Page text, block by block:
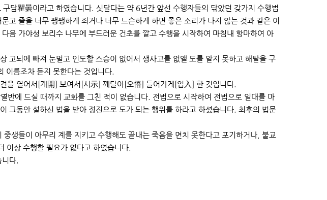
瞿曇이라고 하였습니다. 싯달다는 약 6년간 앞선 수행자들의 닦았던 갖가지 수행법
줄을 너무 팽팽하게 죄거나 너무 느슨하게 하면 좋은 소리가 나지 않는 것과 같은 이
음 가야성 보리수 나무에 부드러운 건초를 깔고 수행을 시작하여 마침내 항마하여 아
고뇌에 빠져 눈멀고 인도할 스승이 없어서 생사고를 없앨 도를 알지 못하고 해탈을 구
이름조차 듣지 못한다는 것입니다.
을 열어서[개開] 보여서[시示] 깨달아[오悟] 들어가게[입入] 한 것입니다.
에 드실 때까지 교화를 그친 적이 없습니다. 전법으로 시작하여 전법으로 일대를 마
그동안 설하신 법을 받아 정진으로 도가 되는 행위를 하라고 하셨습니다. 최후의 법문
생들이 아무리 계를 지키고 수행해도 끝내는 죽음을 면치 못한다고 포기하거나, 불교
이상 수행할 필요가 없다고 하였습니다.
다.